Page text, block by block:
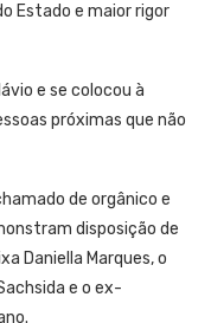
Estado e maior rigor
e se colocou à
próximas que não
de orgânico e
disposição de
Daniella Marques, o
e o ex-